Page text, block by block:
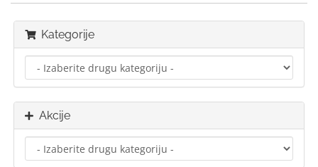
Kategorije
Akcije